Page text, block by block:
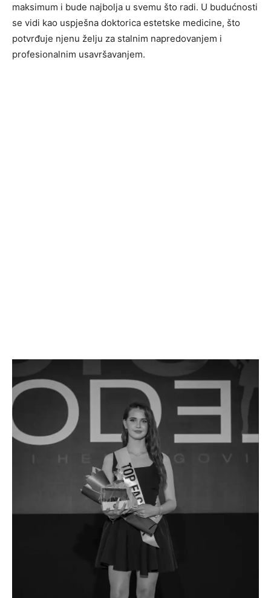
maksimum i bude najbolja u svemu što radi. U budućnosti
se vidi kao uspješna doktorica estetske medicine, što
potvrđuje njenu želju za stalnim napredovanjem i
profesionalnim usavršavanjem.